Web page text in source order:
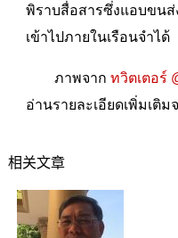
พิราบสื่อสารซึ่งแอบขน
เข้าไปภายในเรือนจำได้
ภาพจาก ทวิตเตอร์
อ่านรายละเอียดเพิ่มเติม
相关文章